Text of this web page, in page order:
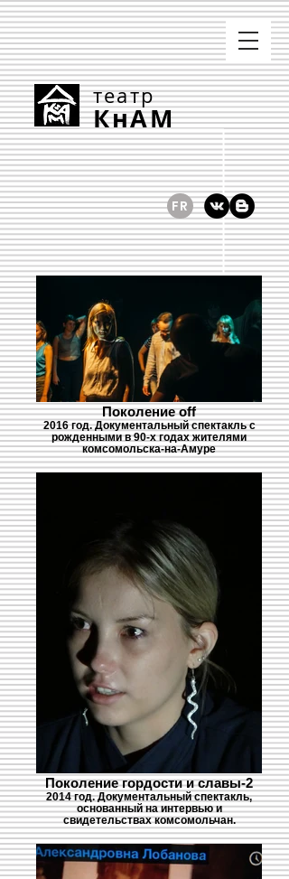
театр
КнАМ
FR
Поколение off
2016 год. Документальный спектакль с
рожденными в 90-х годах жителями
комсомольска-на-Амуре
Поколение гордости и славы-2
2014 год. Документальный спектакль,
основанный на интервью и
свидетельствах комсомольчан.